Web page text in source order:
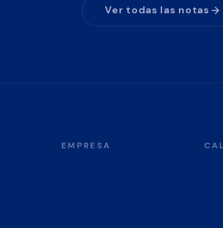
Ver todas las notas
EMPRESA